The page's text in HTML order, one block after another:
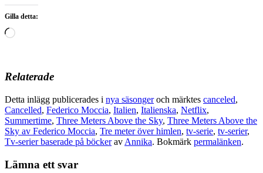
Gilla detta:
Laddar
Relaterade
Detta inlägg publicerades i nya säsongeroch märktes canceled,
Cancelled, Federico Moccia, Italien, Italienska, Netflix,
Summertime, Three Meters Above the Sky, Three Meters Above the
Sky av Federico Moccia, Tre meter över himlen, tv-serie, tv-serier,
Tv-serier baserade på böckerav Annika. Bokmärk permalänken.
Lämna ett svar